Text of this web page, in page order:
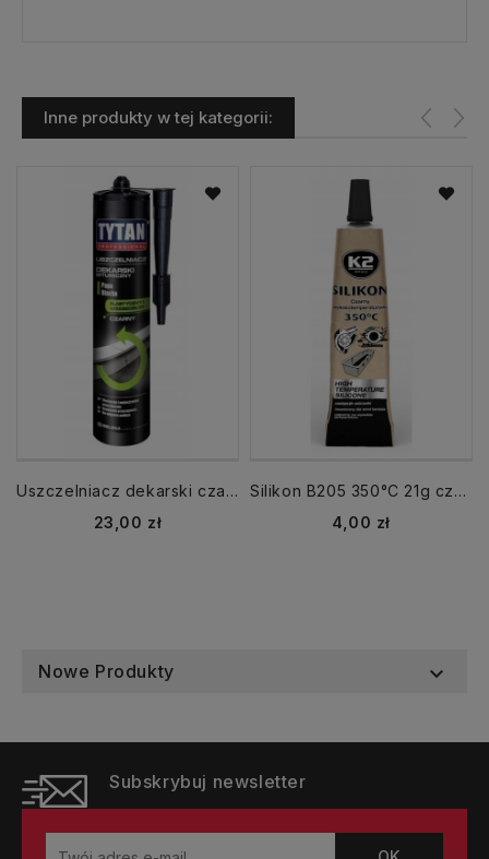
Inne produkty w tej kategorii:
Uszczelniacz dekarski czarny 280 ml TYTAN
Cena
23,00 zł
Silikon B205 350°C 21g czarny wysokotemperaturowy K2
Cena
4,00 zł
Nowe Produkty 
Subskrybuj newsletter